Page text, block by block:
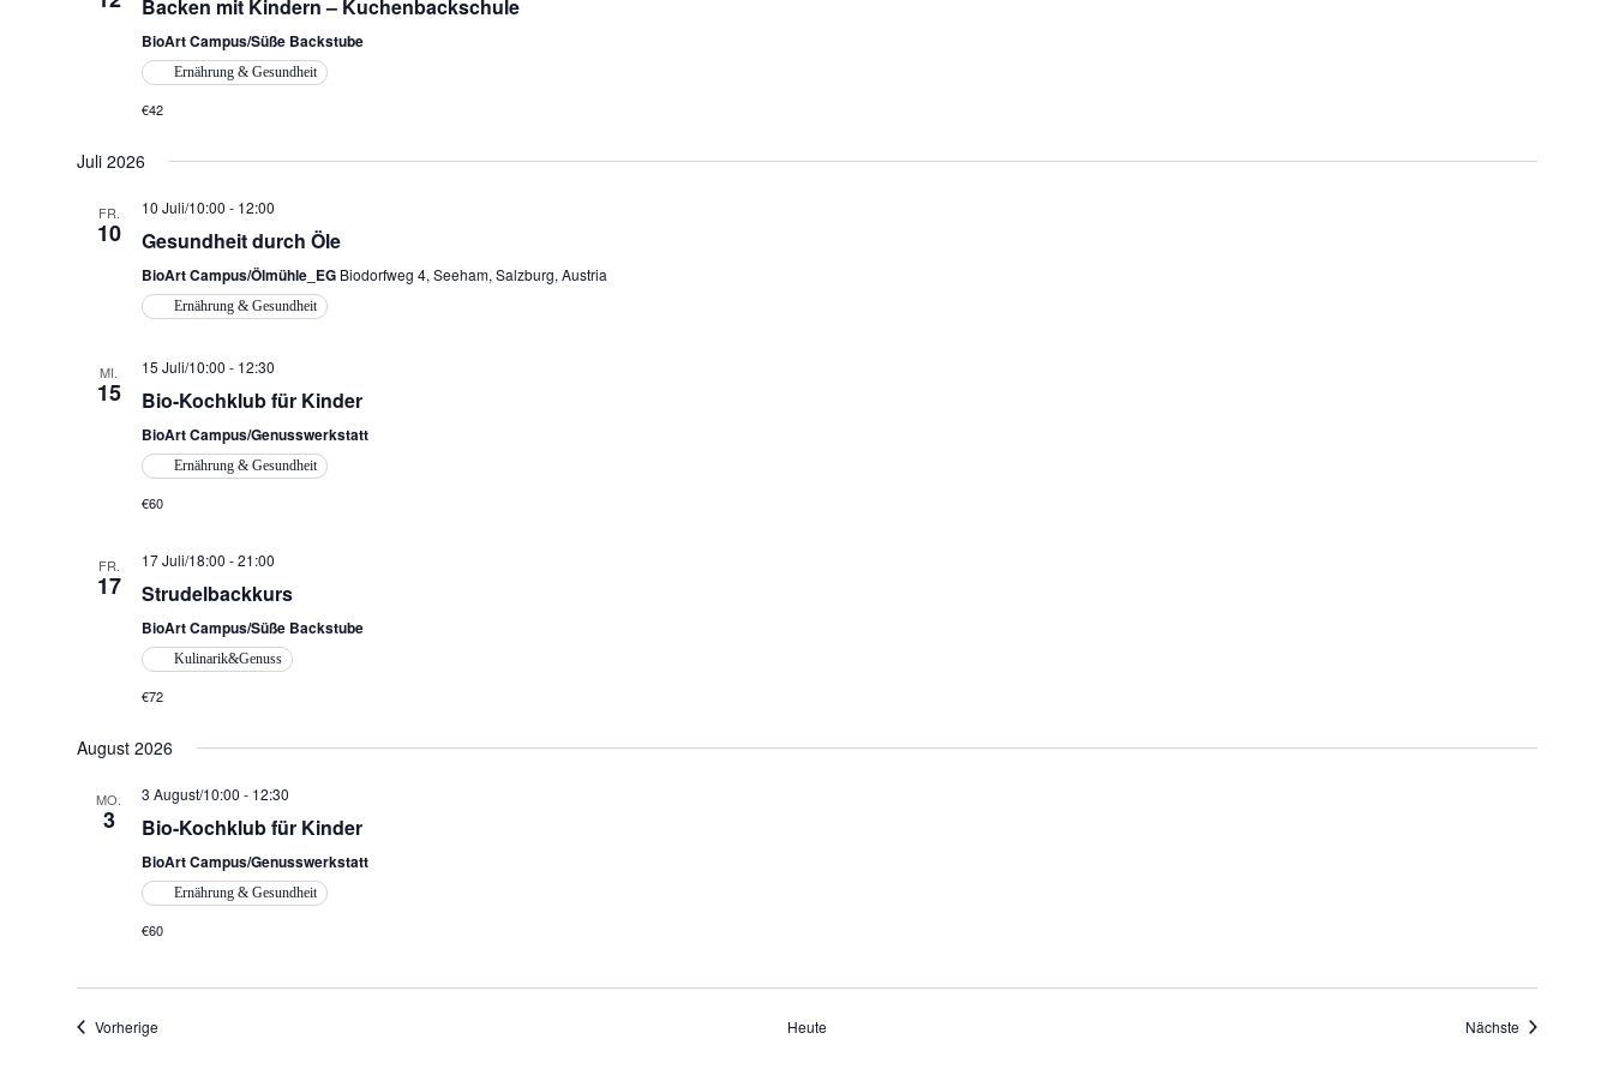
Backen mit Kindern – Kuchenbackschule
BioArt Campus/Süße Backstube
Ernährung & Gesundheit
€42
Juli 2026
FR.
10
10 Juli/10:00 - 12:00
Gesundheit durch Öle
BioArt Campus/Ölmühle_EG Biodorfweg 4, Seeham, Salzburg, Austria
Ernährung & Gesundheit
MI.
15
15 Juli/10:00 - 12:30
Bio-Kochklub für Kinder
BioArt Campus/Genusswerkstatt
Ernährung & Gesundheit
€60
FR.
17
17 Juli/18:00 -21:00
Strudelbackkurs
BioArt Campus/Süße Backstube
Kulinarik&Genuss
€72
August 2026
MO.
3
3 August/10:00 - 12:30
Bio-Kochklub für Kinder
BioArt Campus/Genusswerkstatt
Ernährung & Gesundheit
€60
VorherigeVeranstaltungen Heute Nächste